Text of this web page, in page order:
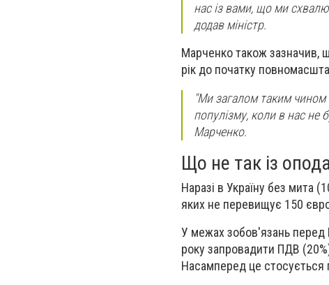
нас із вами, що ми
додав міністр.
Марченко також зазначив,
рік до початку
"Ми загалом таким чином
популізму, коли в нас не
Марченко.
Що не так із
Наразі в Україну без мита
яких не перевищує 150
У межах зобов'язань перед
року запровадити ПДВ
Насамперед це стосується